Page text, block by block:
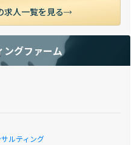
求人一覧を見る
ングファーム
ルティング